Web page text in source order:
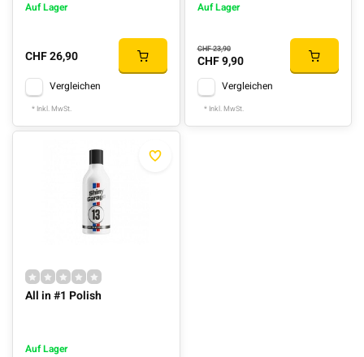
Auf Lager
CHF 26,90
Vergleichen
* Inkl. MwSt.
Auf Lager
CHF 23,90
CHF 9,90
Vergleichen
* Inkl. MwSt.
All in #1 Polish
Auf Lager